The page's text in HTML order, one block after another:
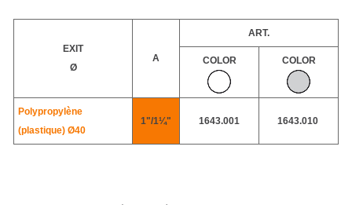
EXIT
Ø
A
ART.
COLOR COLOR
Polypropylène
(plastique) Ø40
1"/1¼" 1643.001 1643.010